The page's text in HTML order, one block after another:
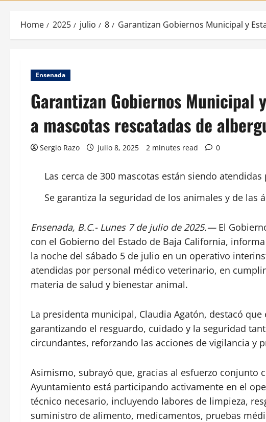
Home 2025 julio 8 Garantizan Gobiernos Municipal y
Ensenada
Garantizan Gobiernos
a mascotas rescatadas de
Sergio Razo julio 8, 2025 2 minutes read 0
Las cerca de 300 mascotas están siendo
Se garantiza la seguridad de los animales y de las
Ensenada, B.C.- Lunes 7 de julio de 2025.—El
con el Gobierno del Estado de Baja California,
la noche del sábado 5 de julio en un operativo
atendidas por personal médico veterinario, en
materia de salud y bienestar animal.
La presidenta municipal, Claudia Agatón, destacó que
garantizando el resguardo, cuidado y la seguridad
circundantes, reforzando las acciones de vigilancia y
Asimismo, subrayó que, gracias al esfuerzo conjunto
Ayuntamiento está participando activamente en el
técnico necesario, incluyendo labores de limpieza,
suministro de alimento, medicamentos, pruebas